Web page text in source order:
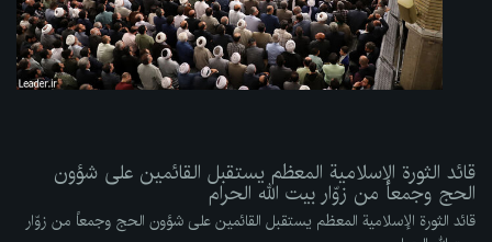
قائد الثورة الإسلامية المعظم يستقبل القائمين على شؤون
الحج وجمعاً من زوّار بيت الله الحرام
قائد الثورة الإسلامية المعظم يستقبل القائمين على شؤون الحج وجمعاً من زوّار